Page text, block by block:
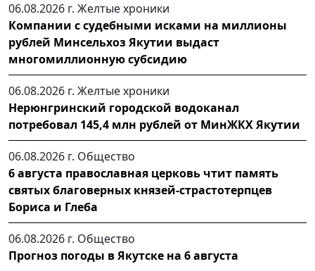
06.08.2026 г. Желтые хроники
Компании с судебными исками на миллионы
рублей Минсельхоз Якутии выдаст
многомиллионную субсидию
06.08.2026 г. Желтые хроники
Нерюнгринский городской водоканал
потребовал 145,4 млн рублей от МинЖКХ Якутии
06.08.2026 г. Общество
6 августа православная церковь чтит память
святых благоверных князей-страстотерпцев
Бориса и Глеба
06.08.2026 г. Общество
Прогноз погоды в Якутске на 6 августа